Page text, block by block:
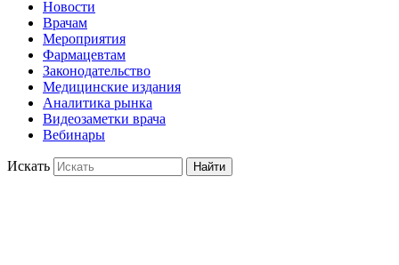
Новости
Врачам
Мероприятия
Фармацевтам
Законодательство
Медицинские издания
Аналитика рынка
Видеозаметки врача
Вебинары
Искать Найти